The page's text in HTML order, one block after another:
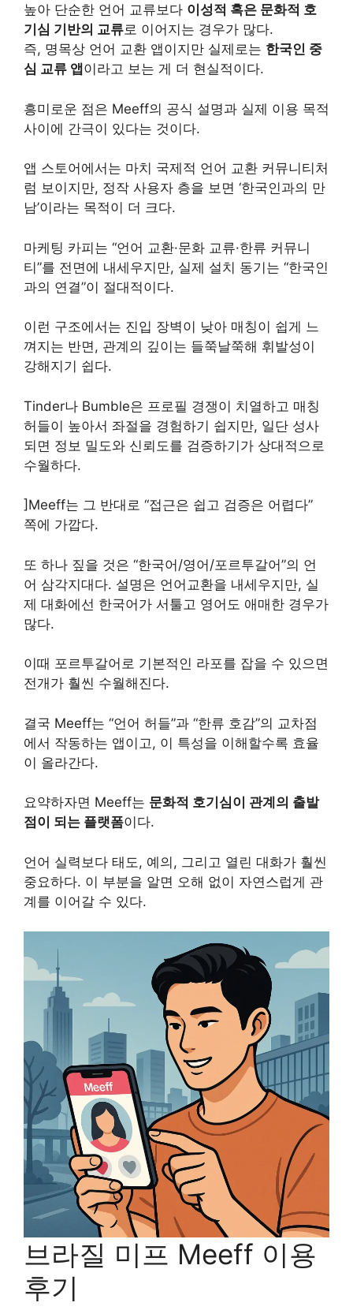
높아 단순한 언어 교류보다 이성적 혹은 문화적 호
기심 기반의 교류로 이어지는 경우가 많다.
즉, 명목상 언어 교환 앱이지만 실제로는 한국인 중
심 교류 앱 이라고 보는 게 더 현실적이다.
흥미로운 점은 Meeff의 공식 설명과 실제 이용 목적
사이에 간극이 있다는 것이다.
앱 스토어에서는 마치 국제적 언어 교환 커뮤니티처
럼 보이지만, 정작 사용자 층을 보면 ‘한국인과의 만
남’이라는 목적이 더 크다.
마케팅 카피는 “언어 교환·문화 교류·한류 커뮤니
티”를 전면에 내세우지만, 실제 설치 동기는 “한국인
과의 연결”이 절대적이다.
이런 구조에서는 진입 장벽이 낮아 매칭이 쉽게 느
껴지는 반면, 관계의 깊이는 들쭉날쭉해 휘발성이
강해지기 쉽다.
Tinder나 Bumble은 프로필 경쟁이 치열하고 매칭
허들이 높아서 좌절을 경험하기 쉽지만, 일단 성사
되면 정보 밀도와 신뢰도를 검증하기가 상대적으로
수월하다.
]Meeff는 그 반대로 “접근은 쉽고 검증은 어렵다”
쪽에 가깝다.
또 하나 짚을 것은 “한국어/영어/포르투갈어”의 언
어 삼각지대다. 설명은 언어교환을 내세우지만, 실
제 대화에선 한국어가 서툴고 영어도 애매한 경우가
많다.
이때 포르투갈어로 기본적인 라포를 잡을 수 있으면
전개가 훨씬 수월해진다.
결국 Meeff는 “언어 허들”과 “한류 호감”의 교차점
에서 작동하는 앱이고, 이 특성을 이해할수록 효율
이 올라간다.
요약하자면 Meeff는 문화적 호기심이 관계의 출발
점이 되는 플랫폼이다.
언어 실력보다 태도, 예의, 그리고 열린 대화가 훨씬
중요하다. 이 부분을 알면 오해 없이 자연스럽게 관
계를 이어갈 수 있다.
브라질 미프 Meeff 이용
후기